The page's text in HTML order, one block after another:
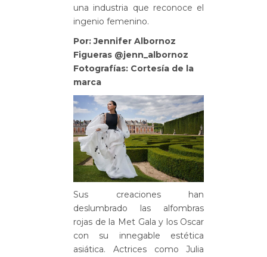
una industria que reconoce el
ingenio femenino.
Por: Jennifer Albornoz
Figueras @jenn_albornoz
Fotografías: Cortesía de la
marca
Sus creaciones han
deslumbrado las alfombras
rojas de la Met Gala y los Oscar
con su innegable estética
asiática. Actrices como Julia